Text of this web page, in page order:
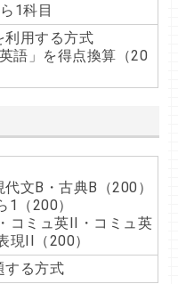
1科目
利用する方式
語」を得点換算（20
文B・古典B（200）
1（200）
コミュ英II・コミュ英
現II（200）
する方式